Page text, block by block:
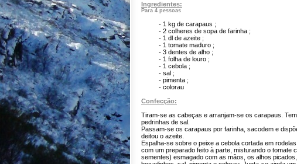
Ingredientes:
Para 4 pessoas
- 1 kg de carapaus ;
- 2 colheres de sopa de farinha ;
- 1 dl de azeite ;
- 1 tomate maduro ;
- 3 dentes de alho ;
- 1 folha de louro ;
- 1 cebola ;
- sal ;
- pimenta ;
- colorau
Confecção:
Tiram-se as cabeças e arranjam-se os carapaus.
pedrinhas de sal.
Passam-se os carapaus por farinha, sacodem e
deitou o azeite.
Espalha-se sobre o peixe a cebola cortada em
com um preparado feito à parte, misturando o tomate
sementes) esmagado com as mãos, os alhos